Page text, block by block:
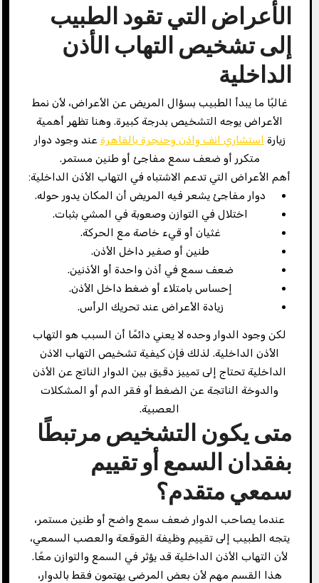
الأعراض التي تقود الطبيب
إلى تشخيص التهاب الأذن
الداخلية
غالبًا ما يبدأ الطبيب بسؤال المريض عن الأعراض، لأن نمط
الأعراض يوجه التشخيص بدرجة كبيرة. وهنا تظهر أهمية
زيارة استشاري انف واذن وحنجرة بالقاهرة​ عند وجود دوار
متكرر أو ضعف سمع مفاجئ أو طنين مستمر.
أهم الأعراض التي تدعم الاشتباه في التهاب الأذن الداخلية:
دوار مفاجئ يشعر فيه المريض أن المكان يدور حوله.
اختلال في التوازن وصعوبة في المشي بثبات.
غثيان أو قيء خاصة مع الحركة.
طنين أو صفير داخل الأذن.
ضعف سمع في أذن واحدة أو الأذنين.
إحساس بامتلاء أو ضغط داخل الأذن.
زيادة الأعراض عند تحريك الرأس.
لكن وجود الدوار وحده لا يعني دائمًا أن السبب هو التهاب
الأذن الداخلية. لذلك فإن كيفية تشخيص التهاب الاذن
الداخلية تحتاج إلى تمييز دقيق بين الدوار الناتج عن الأذن
والدوخة الناتجة عن الضغط أو فقر الدم أو المشكلات
العصبية.
متى يكون التشخيص مرتبطًا
بفقدان السمع أو تقييم
سمعي متقدم؟
عندما يصاحب الدوار ضعف سمع واضح أو طنين مستمر،
يتجه الطبيب إلى تقييم وظيفة القوقعة والعصب السمعي،
لأن التهاب الأذن الداخلية قد يؤثر في السمع والتوازن معًا.
هذا القسم مهم لأن بعض المرضى يهتمون فقط بالدوار،